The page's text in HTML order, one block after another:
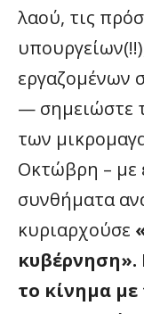
λαού, τις
εργαζομένων
— σημειώστε
των
Οκτώβρη – με
συνθήματα
κυριαρχούσε
κυβέρνηση».
το κίνημα